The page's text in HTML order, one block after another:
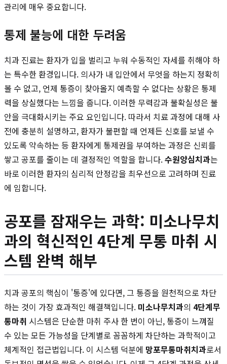
관리에 매우 중요합니다.
통제 불능에 대한 두려움
치과 진료는 환자가 입을 벌리고 누워 수동적인 자세를 취해야 하
는 특수한 환경입니다. 의사가 내 입안에서 무엇을 하는지 정확히
볼 수 없고, 언제 통증이 찾아올지 예측할 수 없다는 상황은 통제
력을 상실했다는 느낌을 줍니다. 이러한 무력감과 불확실성은 불
안을 극대화시키는 주요 요인입니다. 따라서 치료 과정에 대해 사
전에 충분히 설명하고, 환자가 불편할 때 언제든 신호를 보낼 수
있도록 약속하는 등 환자에게 통제권을 부여하는 과정은 신뢰를
쌓고 공포를 줄이는 데 결정적인 역할을 합니다.수원양심치과는
바로 이러한 환자의 심리적 안정감을 최우선으로 고려하며 진료
에 임합니다.
공포를 잠재우는 과학: 미소나무치
과의 혁신적인 4단계 무통 마취 시
스템 완벽 해부
치과 공포의 핵심이 '통증'에 있다면, 그 통증을 원천적으로 차단
하는 것이 가장 효과적인 해결책입니다. 미소나무치과의 4단계무
통마취 시스템은 단순한 마취 주사 한 번이 아닌, 통증이 느껴질
수 있는 모든 가능성을 단계별로 꼼꼼하게 차단하는 과학적이고
체계적인 접근법입니다. 이 시스템 덕분에 망포무통마취치과로서